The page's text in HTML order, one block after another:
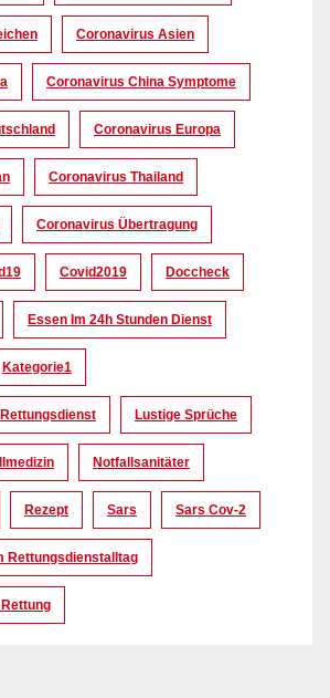
Coronavirus Asien
Coronavirus China Symptome
Coronavirus Europa
Coronavirus Thailand
Coronavirus Übertragung
Covid2019 Doccheck
Essen Im 24h Stunden Dienst
Kategorie1
Lustige Sprüche
Notfallsanitäter
Rezept Sars Sars Cov-2
Rettungsdienstalltag